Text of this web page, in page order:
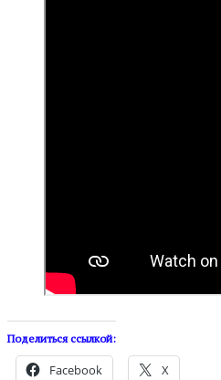
Поделиться ссылкой:
Facebook X